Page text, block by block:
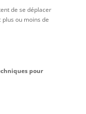
de se déplacer
plus ou moins de
pour